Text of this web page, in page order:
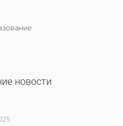
новости